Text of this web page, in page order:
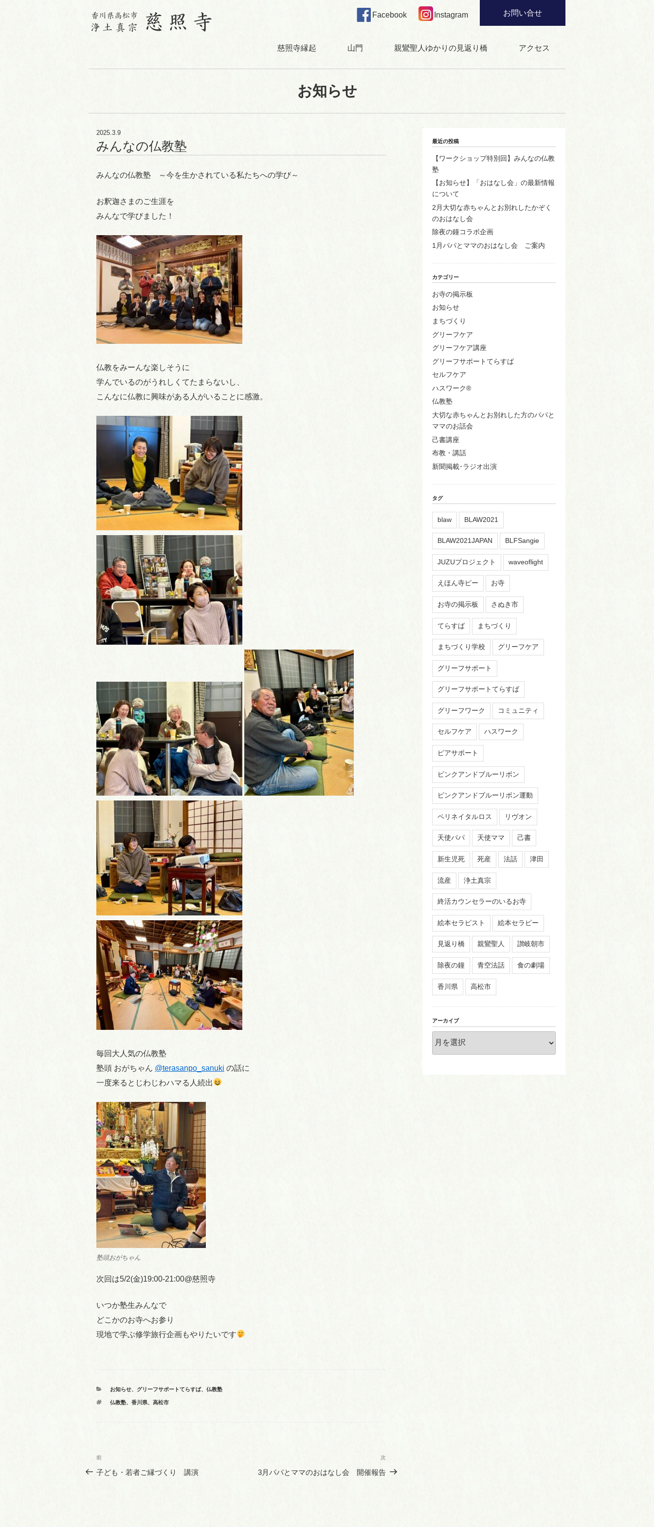
Facebook Instagram お問い合せ
慈照寺縁起 山門 親鸞聖人ゆかりの見返り橋 アクセス
お知らせ
2025.3.9
みんなの仏教塾
みんなの仏教塾 ～今を生かされている私たちへの学び～
お釈迦さまのご生涯を
みんなで学びました！
仏教をみーんな楽しそうに
学んでいるのがうれしくてたまらないし、
こんなに仏教に興味がある人がいることに感激。
毎回大人気の仏教塾
塾頭 おがちゃん @terasanpo_sanuki の話に
一度来るとじわじわハマる人続出
塾頭おがちゃん
次回は5/2(金)19:00-21:00@慈照寺
いつか塾生みんなで
どこかのお寺へお参り
現地で学ぶ修学旅行企画もやりたいです
カ
ゴ
お知らせ、 グリーフサポートてらすば、 仏教塾
タ
仏教塾、 香川県、 高松市
投
稿
前
の
前
子ども・若者ご縁づくり 講演
の
次
3月パパとママのおはなし会 開催報告
最近の投稿
【ワークショップ特別回】みんなの仏教
塾
【お知らせ】「おはなし会」の最新情報
について
2月大切な赤ちゃんとお別れしたかぞく
のおはなし会
除夜の鐘コラボ企画
1月パパとママのおはなし会 ご案内
カテゴリー
お寺の掲示板
お知らせ
まちづくり
グリーフケア
グリーフケア講座
グリーフサポートてらすば
セルフケア
ハスワーク®
仏教塾
大切な赤ちゃんとお別れした方のパパと
ママのお話会
己書講座
布教・講話
新聞掲載･ラジオ出演
タグ
blaw BLAW2021
BLAW2021JAPAN BLFSangie
JUZUプロジェクト waveoflight
えほん寺ピー お寺
お寺の掲示板 さぬき市
てらすば まちづくり
まちづくり学校 グリーフケア
グリーフサポート
グリーフサポートてらすば
グリーフワーク コミュニティ
セルフケア ハスワーク
ピアサポート
ピンクアンドブルーリボン
ピンクアンドブルーリボン運動
ペリネイタルロス リヴオン
天使パパ 天使ママ 己書
新生児死 死産 法話 津田
流産 浄土真宗
終活カウンセラーのいるお寺
絵本セラピスト 絵本セラピー
見返り橋 親鸞聖人 讃岐朝市
除夜の鐘 青空法話 食の劇場
香川県 高松市
アーカイブ
ー
カ